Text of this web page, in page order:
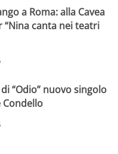
a Roma: alla Cavea
canta nei teatri
“Odio” nuovo singolo
Condello